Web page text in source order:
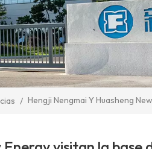
/ Hengji Nengmai Y Huasheng